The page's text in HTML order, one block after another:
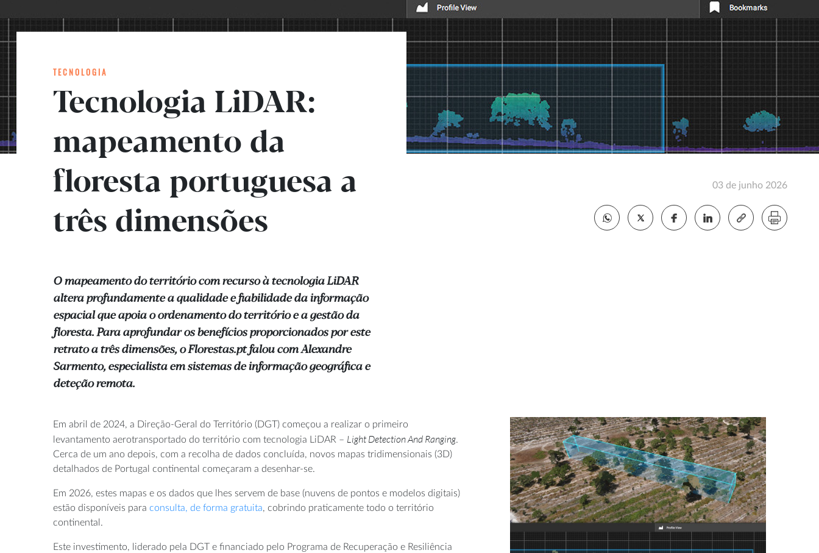
TECNOLOGIA
Tecnologia LiDAR:
mapeamento da
floresta portuguesa a
três dimensões
O mapeamento do território com recurso à tecnologia LiDAR
altera profundamente a qualidade e fiabilidade da informação
espacial que apoia o ordenamento do território e a gestão da
floresta. Para aprofundar os benefícios proporcionados por este
retrato a três dimensões, o Florestas.pt falou com Alexandre
Sarmento, especialista em sistemas de informação geográfica e
deteção remota.
03 de junho 2026
Em abril de 2024, a Direção-Geral do Território (DGT) começou a realizar o primeiro
levantamento aerotransportado do território com tecnologia LiDAR – Light Detection And Ranging.
Cerca de um ano depois, com a recolha de dados concluída, novos mapas tridimensionais (3D)
detalhados de Portugal continental começaram a desenhar-se.
Em 2026, estes mapas e os dados que lhes servem de base (nuvens de pontos e modelos digitais)
estão disponíveis para consulta, de forma gratuita, cobrindo praticamente todo o território
continental.
Este investimento, liderado pela DGT e financiado pelo Programa de Recuperação e Resiliência